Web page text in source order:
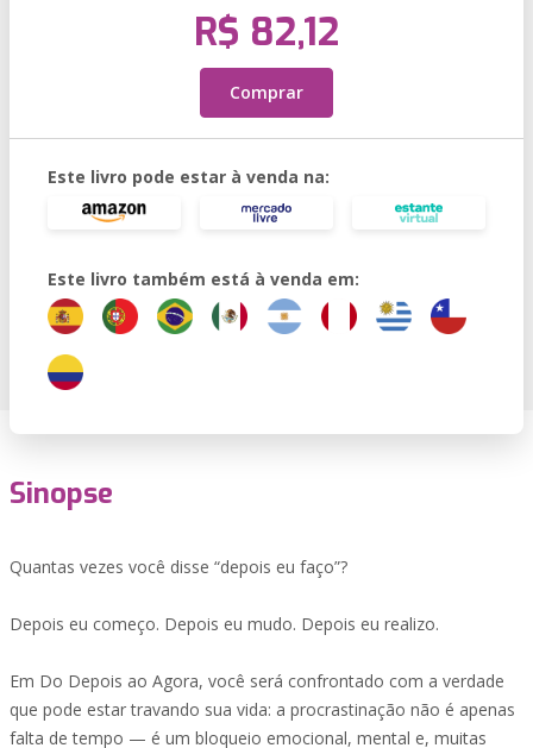
R$ 82,12
Comprar
Este livro pode estar à venda na:
Este livro também está à venda em:
Sinopse
Quantas vezes você disse “depois eu faço”?
Depois eu começo. Depois eu mudo. Depois eu realizo.
Em Do Depois ao Agora, você será confrontado com a verdade
que pode estar travando sua vida: a procrastinação não é apenas
falta de tempo — é um bloqueio emocional, mental e, muitas